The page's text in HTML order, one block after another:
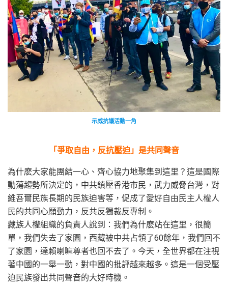
示威抗議活動一角
「爭取自由，反抗壓迫」是共同聲音
為什麽大家能團結一心、齊心協力地聚集到這里？這是國際
動蕩趨勢所決定的，中共鎮壓香港市民，武力威脅台灣，對
維吾爾民族長期的民族迫害等，促成了愛好自由民主人權人
民的共同心願動力，反共反獨裁反專制。
藏族人權組織的負責人說到：我們為什麽站在這里，很簡
單，我們失去了家園，西藏被中共占領了60餘年，我們回不
了家園，達賴喇嘛尊者也回不去了。今天，全世界都在注視
著中國的一舉一動，對中國的批評越來越多。這是一個受壓
迫民族發出共同聲音的大好時機。